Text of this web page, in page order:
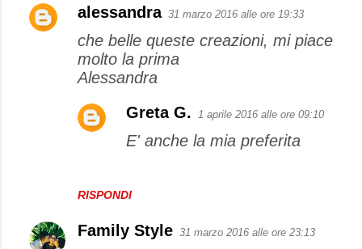
alessandra 31 marzo 2016 alle ore 19:33
che belle queste creazioni, mi piace
molto la prima
Alessandra
RISPONDI
Greta G. 1 aprile 2016 alle ore 09:10
E' anche la mia preferita
Family Style 31 marzo 2016 alle ore 23:13